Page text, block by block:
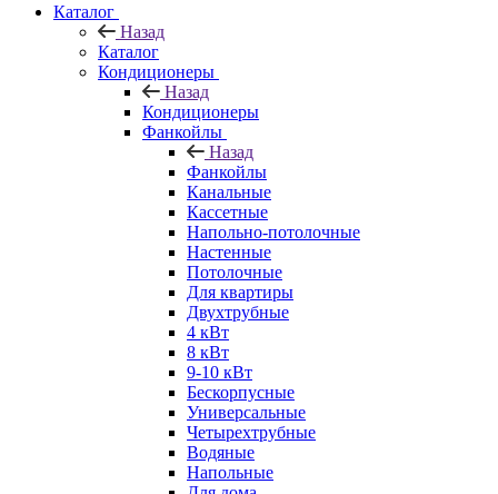
Каталог
Назад
Каталог
Кондиционеры
Назад
Кондиционеры
Фанкойлы
Назад
Фанкойлы
Канальные
Кассетные
Напольно-потолочные
Настенные
Потолочные
Для квартиры
Двухтрубные
4 кВт
8 кВт
9-10 кВт
Бескорпусные
Универсальные
Четырехтрубные
Водяные
Напольные